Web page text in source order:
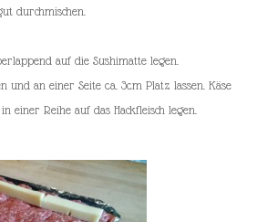
durchmischen.
auf die Sushimatte legen.
und an einer Seite ca. 3cm Platz lassen. Käse
einer Reihe auf das Hackfleisch legen.